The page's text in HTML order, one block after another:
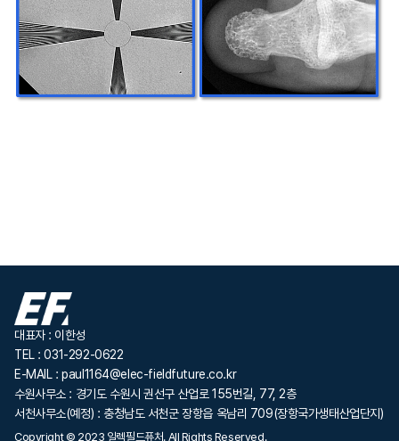
대표자 : 이한성
TEL : 031-292-0622
E-MAIL : paul1164@elec-fieldfuture.co.kr
수원사무소 : 경기도 수원시 권선구 산업로 155번길, 77, 2층
서천사무소(예정) : 충청남도 서천군 장항읍 옥남리 709(장항국가생태산업단지)
Copyright © 2023 일렉필드퓨처. All Rights Reserved.